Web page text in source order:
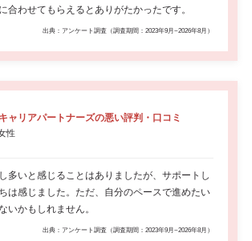
合わせてもらえるとありがたかったです。
出典：アンケート調査（調査期間：2023年9月~2026年8月）
ャリアパートナーズの悪い評判・口コミ
性
多いと感じることはありましたが、サポートし
は感じました。ただ、自分のペースで進めたい
いかもしれません。
出典：アンケート調査（調査期間：2023年9月~2026年8月）